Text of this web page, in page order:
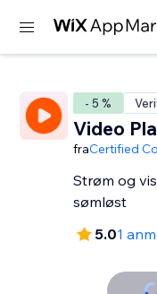
- 5 %
Video
fraCertified
Strøm og
sømløst
5.01